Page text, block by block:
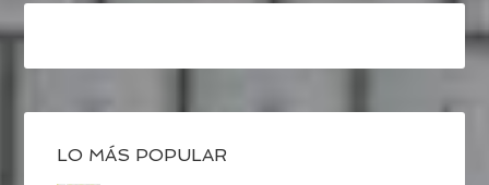
LO MÁS POPULAR